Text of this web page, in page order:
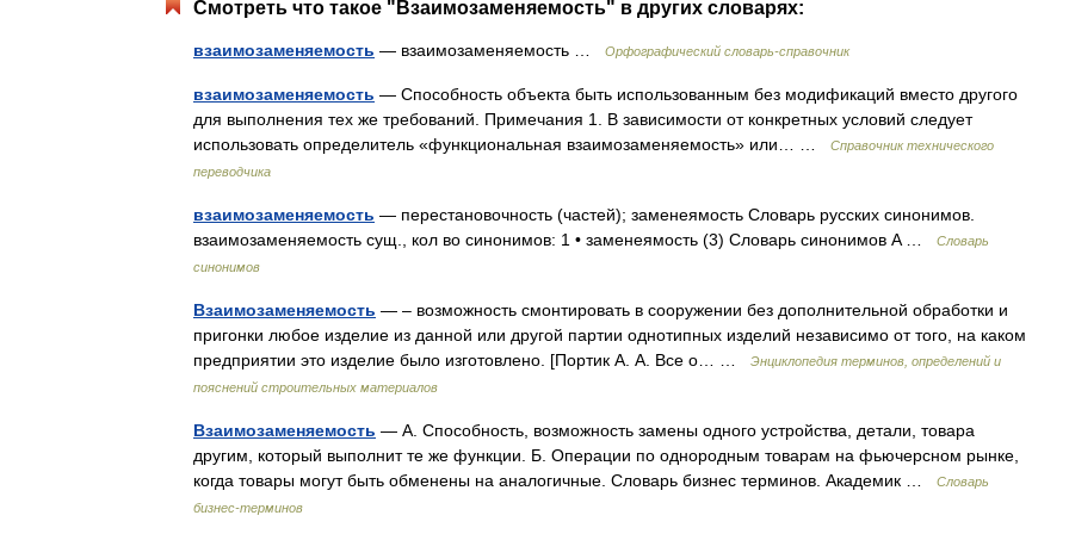
Смотреть что такое "Взаимозаменяемость" в других словарях:
взаимозаменяемость — взаимозаменяемость … Орфографический словарь-справочник
взаимозаменяемость — Способность объекта быть использованным без модификаций вместо другого
для выполнения тех же требований. Примечания 1. В зависимости от конкретных условий следует
использовать определитель «функциональная взаимозаменяемость» или… …
Справочник технического
переводчика
взаимозаменяемость — перестановочность (частей); заменеямость Словарь русских синонимов.
взаимозаменяемость сущ., кол во синонимов: 1 • заменеямость (3) Словарь синонимов A …
Словарь
синонимов
Взаимозаменяемость — – возможность смонтировать в сооружении без дополнительной обработки и
пригонки любое изделие из данной или другой партии однотипных изделий независимо от того, на каком
предприятии это изделие было изготовлено. [Портик А. А. Все о… …
Энциклопедия терминов, определений и
пояснений строительных материалов
Взаимозаменяемость — А. Способность, возможность замены одного устройства, детали, товара
другим, который выполнит те же функции. Б. Операции по однородным товарам на фьючерсном рынке,
когда товары могут быть обменены на аналогичные. Словарь бизнес терминов. Академик …
Словарь
бизнес-терминов